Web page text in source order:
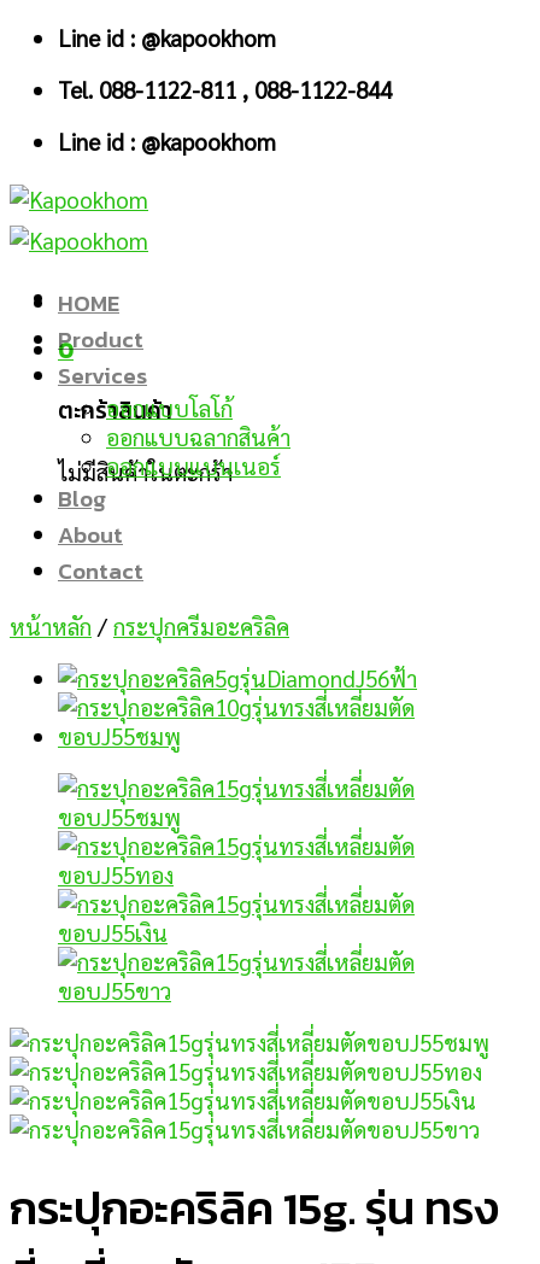
Skip
content
Line id : @kapookhom
Tel. 088-1122-811 , 088-1122-844
Line id : @kapookhom
0
ตะกร้าสินค้า
ไม่มีสินค้าในตะกร้า
HOME
Product
Services
ออกแบบโลโก้
ออกแบบฉลากสินค้า
ออกแบบแบนเนอร์
Blog
About
Contact
หน้าหลัก / กระปุกครีมอะคริลิค
กระปุกอะคริลิค 15g. รุ่น ทรง